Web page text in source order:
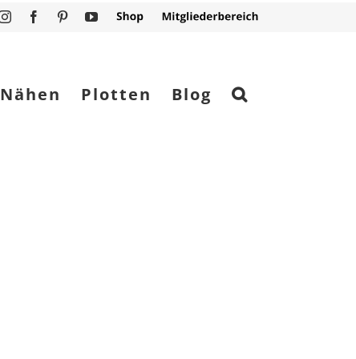
InstagramFacebookPinterestYouTube
Shop Mitgliederbereich
Nähen Plotten Blog